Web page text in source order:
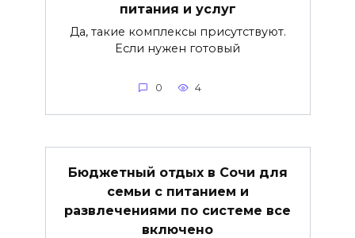
питания и услуг
Да, такие комплексы присутствуют.
Если нужен готовый
0 4
Бюджетный отдых в Сочи для
семьи с питанием и
развлечениями по системе все
включено